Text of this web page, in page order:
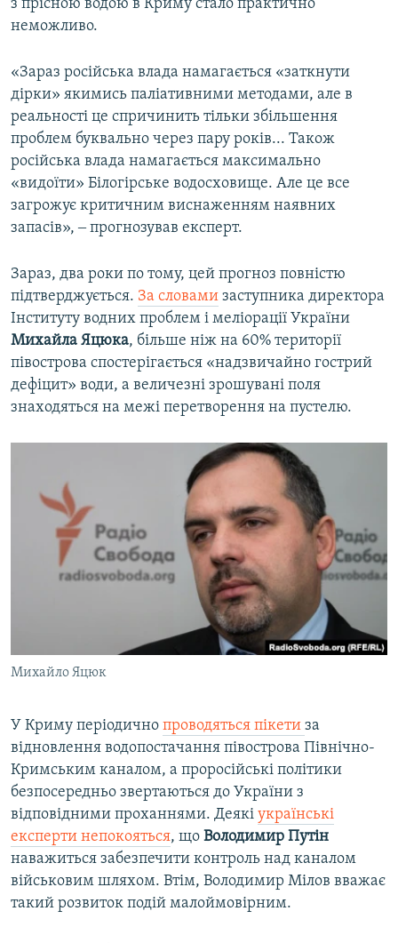
з прісною водою в Криму стало практично
неможливо.
«Зараз російська влада намагається «заткнути
дірки» якимись паліативними методами, але в
реальності це спричинить тільки збільшення
проблем буквально через пару років... Також
російська влада намагається максимально
«видоїти» Білогірське водосховище. Але це все
загрожує критичним виснаженням наявних
запасів», ‒ прогнозував експерт.
Зараз, два роки по тому, цей прогноз повністю
підтверджується. За словами заступника директора
Інституту водних проблем і меліорації України
Михайла Яцюка, більше ніж на 60% території
півострова спостерігається «надзвичайно гострий
дефіцит» води, а величезні зрошувані поля
знаходяться на межі перетворення на пустелю.
Михайло Яцюк
​У Криму періодично проводяться пікети за
відновлення водопостачання півострова Північно-
Кримським каналом, а проросійські політики
безпосередньо звертаються до України з
відповідними проханнями. Деякі українські
експерти непокояться, що Володимир Путін
наважиться забезпечити контроль над каналом
військовим шляхом. Втім, Володимир Мілов вважає
такий розвиток подій малоймовірним.